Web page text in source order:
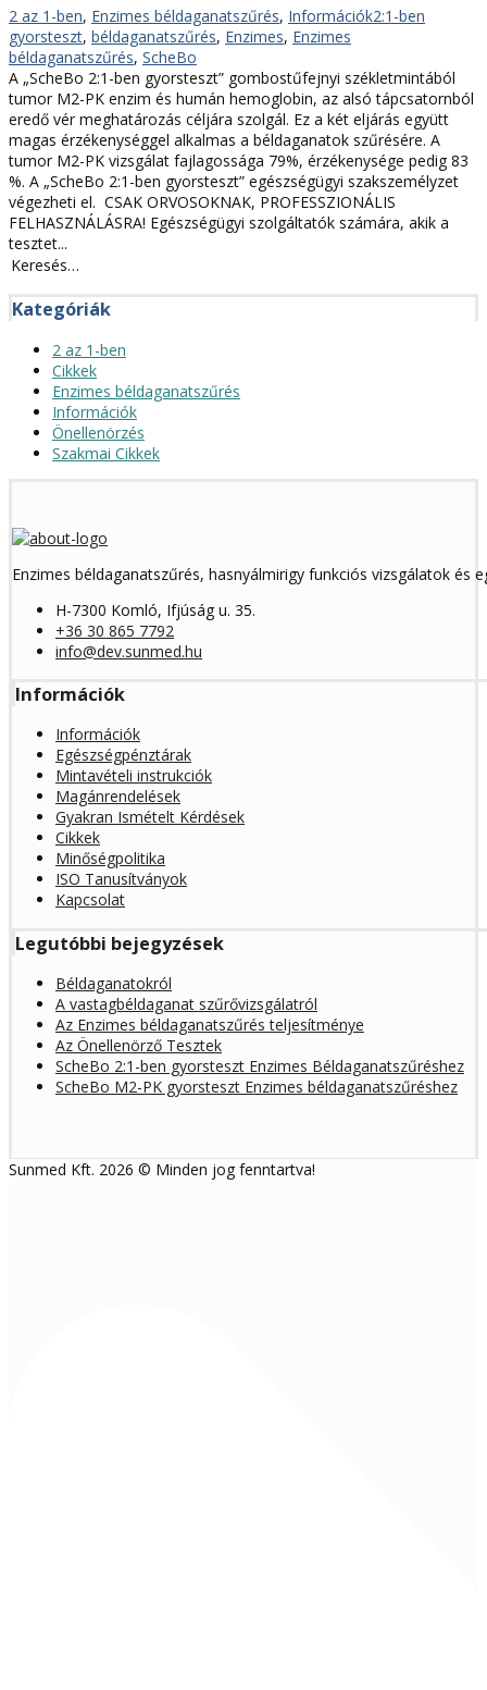
Kategóriák
2 az 1-ben, Enzimes béldaganatszűrés, InformációkCímkék
2:1-ben
gyorsteszt, béldaganatszűrés, Enzimes, Enzimes
béldaganatszűrés, ScheBo
A „ScheBo 2:1-ben gyorsteszt” gombostűfejnyi székletmintából
tumor M2-PK enzim és humán hemoglobin, az alsó tápcsatornból
eredő vér meghatározás céljára szolgál. Ez a két eljárás együtt
magas érzékenységgel alkalmas a béldaganatok szűrésére. A
tumor M2-PK vizsgálat fajlagossága 79%, érzékenysége pedig 83
%. A „ScheBo 2:1-ben gyorsteszt” egészségügyi szakszemélyzet
végezheti el. CSAK ORVOSOKNAK, PROFESSZIONÁLIS
FELHASZNÁLÁSRA! Egészségügyi szolgáltatók számára, akik a
tesztet...
Keresés:
Kategóriák
2 az 1-ben
Cikkek
Enzimes béldaganatszűrés
Információk
Önellenörzés
Szakmai Cikkek
Enzimes béldaganatszűrés, hasnyálmirigy funkciós vizsgálatok és
H-7300 Komló, Ifjúság u. 35.
+36 30 865 7792
info@dev.sunmed.hu
Információk
Információk
Egészségpénztárak
Mintavételi instrukciók
Magánrendelések
Gyakran Ismételt Kérdések
Cikkek
Minőségpolitika
ISO Tanusítványok
Kapcsolat
Legutóbbi bejegyzések
Béldaganatokról
A vastagbéldaganat szűrővizsgálatról
Az Enzimes béldaganatszűrés teljesítménye
Az Önellenörző Tesztek
ScheBo 2:1-ben gyorsteszt Enzimes Béldaganatszűréshez
ScheBo M2-PK gyorsteszt Enzimes béldaganatszűréshez
Sunmed Kft. 2026 © Minden jog fenntartva!